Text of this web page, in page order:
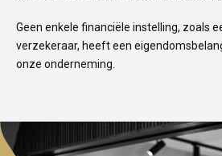
Geen enkele financiële instelling, zoals
verzekeraar, heeft een
onze onderneming.